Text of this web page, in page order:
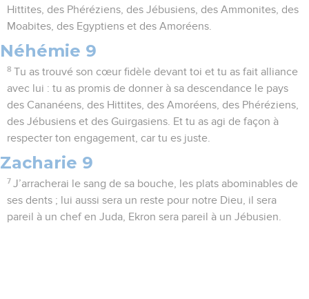
Hittites, des Phéréziens, des Jébusiens, des Ammonites, des
Moabites, des Egyptiens et des Amoréens.
Néhémie 9
8 Tu as trouvé son cœur fidèle devant toi et tu as fait alliance
avec lui : tu as promis de donner à sa descendance le pays
des Cananéens, des Hittites, des Amoréens, des Phéréziens,
des Jébusiens et des Guirgasiens. Et tu as agi de façon à
respecter ton engagement, car tu es juste.
Zacharie 9
7 J’arracherai le sang de sa bouche, les plats abominables de
ses dents ; lui aussi sera un reste pour notre Dieu, il sera
pareil à un chef en Juda, Ekron sera pareil à un Jébusien.